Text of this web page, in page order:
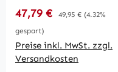
versenkbar,
Edelstahl-
Ausführung, rund
Verkaufspreis:
47,79 € Regulärer Preis:
49,95 € (4.32%
gespart)
Preise inkl. MwSt. zzgl.
Versandkosten